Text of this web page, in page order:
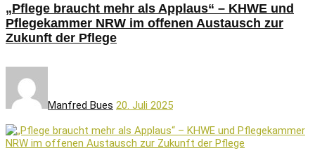
„Pflege braucht mehr als Applaus“ – KHWE und
Pflegekammer NRW im offenen Austausch zur
Zukunft der Pflege
Manfred Bues 20. Juli 2025